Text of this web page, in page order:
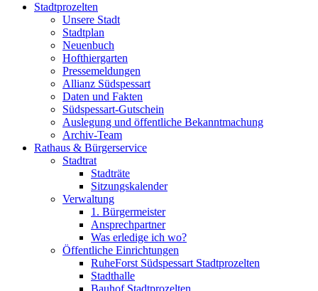
Stadtprozelten
Unsere Stadt
Stadtplan
Neuenbuch
Hofthiergarten
Pressemeldungen
Allianz Südspessart
Daten und Fakten
Südspessart-Gutschein
Auslegung und öffentliche Bekanntmachung
Archiv-Team
Rathaus & Bürgerservice
Stadtrat
Stadträte
Sitzungskalender
Verwaltung
1. Bürgermeister
Ansprechpartner
Was erledige ich wo?
Öffentliche Einrichtungen
RuheForst Südspessart Stadtprozelten
Stadthalle
Bauhof Stadtprozelten